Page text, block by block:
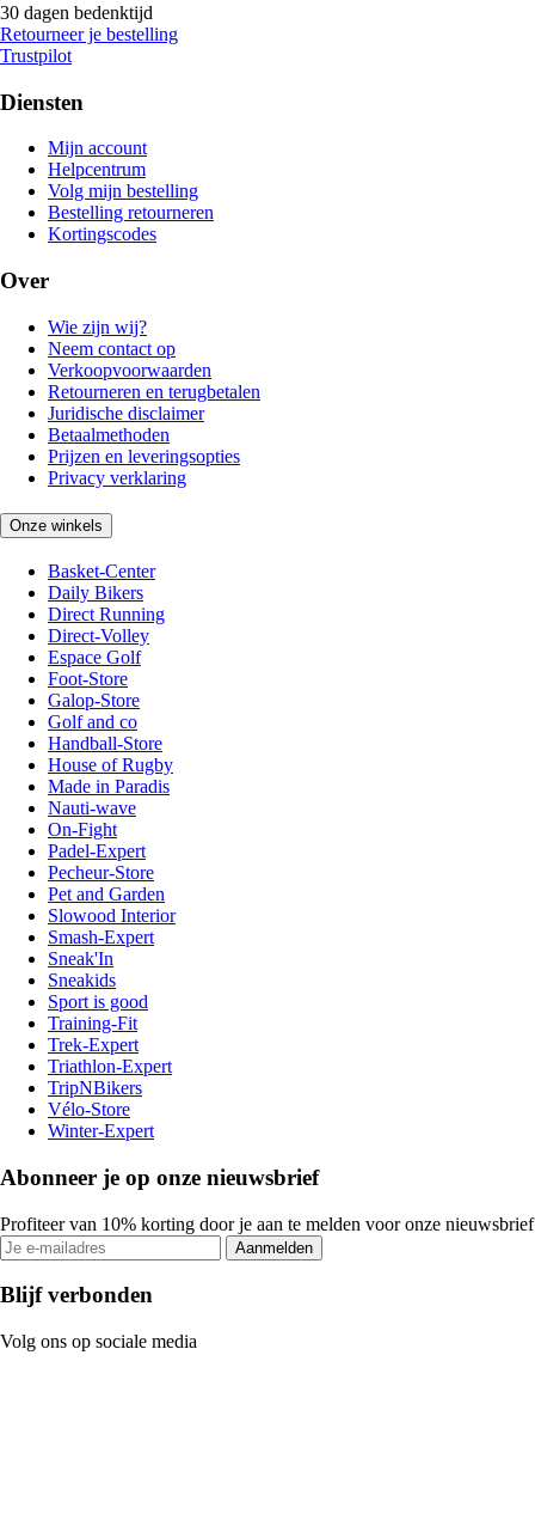
30 dagen bedenktijd
Retourneer je bestelling
Trustpilot
Diensten
Mijn account
Helpcentrum
Volg mijn bestelling
Bestelling retourneren
Kortingscodes
Over
Wie zijn wij?
Neem contact op
Verkoopvoorwaarden
Retourneren en terugbetalen
Juridische disclaimer
Betaalmethoden
Prijzen en leveringsopties
Privacy verklaring
Onze winkels
Basket-Center
Daily Bikers
Direct Running
Direct-Volley
Espace Golf
Foot-Store
Galop-Store
Golf and co
Handball-Store
House of Rugby
Made in Paradis
Nauti-wave
On-Fight
Padel-Expert
Pecheur-Store
Pet and Garden
Slowood Interior
Smash-Expert
Sneak'In
Sneakids
Sport is good
Training-Fit
Trek-Expert
Triathlon-Expert
TripNBikers
Vélo-Store
Winter-Expert
Abonneer je op onze nieuwsbrief
Profiteer van 10% korting door je aan te melden voor onze nieuwsbrief
Aanmelden
Blijf verbonden
Volg ons op sociale media